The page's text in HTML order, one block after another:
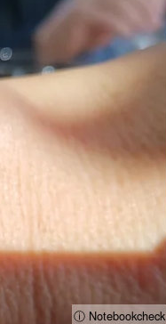
ⓘ Notebookcheck